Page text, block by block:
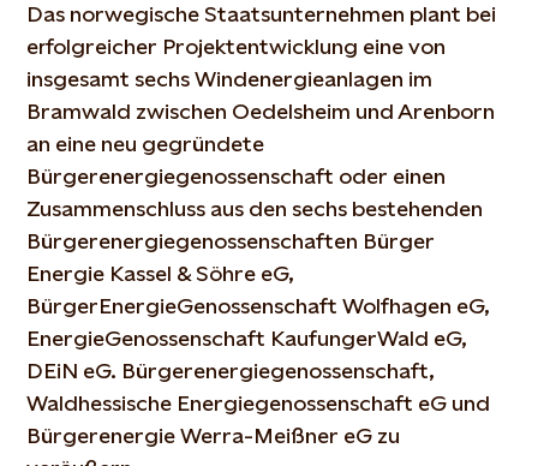
Das norwegische Staatsunternehmen plant bei
erfolgreicher Projektentwicklung eine von
insgesamt sechs Windenergieanlagen im
Bramwald zwischen Oedelsheim und Arenborn
an eine neu gegründete
Bürgerenergiegenossenschaft oder einen
Zusammenschluss aus den sechs bestehenden
Bürgerenergiegenossenschaften Bürger
Energie Kassel & Söhre eG,
BürgerEnergieGenossenschaft Wolfhagen eG,
EnergieGenossenschaft KaufungerWald eG,
DEiN eG. Bürgerenergiegenossenschaft,
Waldhessische Energiegenossenschaft eG und
Bürgerenergie Werra-Meißner eG zu